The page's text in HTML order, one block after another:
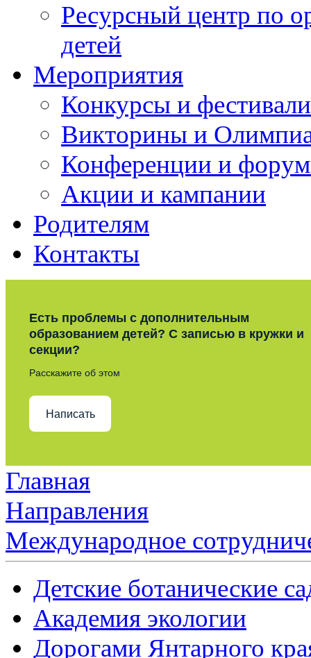
Ресурсный центр по
детей
Мероприятия
Конкурсы и фестивали
Викторины и
Конференции и
Акции и кампании
Родителям
Контакты
Есть проблемы с дополнительным
образованием детей? С записью в кружки и
секции?
Расскажите об этом
Написать
Главная
Направления
Международное
Детские ботанические
Академия экологии
Дорогами Янтарного